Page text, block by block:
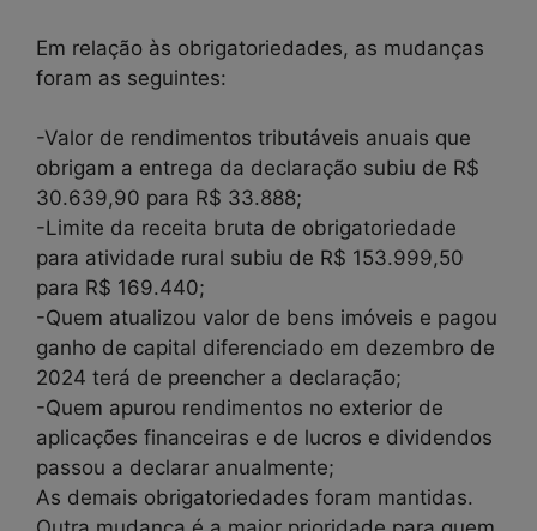
Em relação às obrigatoriedades, as mudanças
foram as seguintes:
-Valor de rendimentos tributáveis anuais que
obrigam a entrega da declaração subiu de R$
30.639,90 para R$ 33.888;
-Limite da receita bruta de obrigatoriedade
para atividade rural subiu de R$ 153.999,50
para R$ 169.440;
-Quem atualizou valor de bens imóveis e pagou
ganho de capital diferenciado em dezembro de
2024 terá de preencher a declaração;
-Quem apurou rendimentos no exterior de
aplicações financeiras e de lucros e dividendos
passou a declarar anualmente;
As demais obrigatoriedades foram mantidas.